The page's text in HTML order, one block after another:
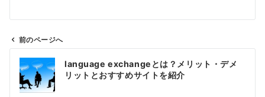
前のページへ
language exchangeとは？メリット・デメ
リットとおすすめサイトを紹介